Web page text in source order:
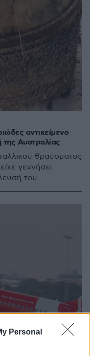
Personal
αντικείμενο
Αυστραλίας
θραύσματος
γεννήσει
του